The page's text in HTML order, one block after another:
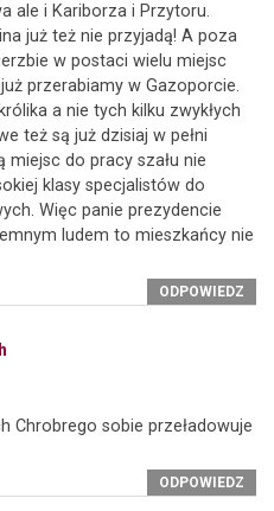
ale i Kariborza i Przytoru.
już też nie przyjadą! A poza
w postaci wielu miejsc
przerabiamy w Gazoporcie.
a nie tych kilku zwykłych
też są już dzisiaj w pełni
do pracy szału nie
klasy specjalistów do
Więc panie prezydencie
ludem to mieszkańcy nie
ODPOWIEDZ
Chrobrego sobie przeładowuje
ODPOWIEDZ